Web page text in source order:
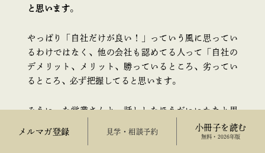
メルマガ登録 来場予約 小冊子を読む
無料・2026年版
と思います。
やっぱり「自社だけが良い！」っていう風に思ってい
るわけではなく、他の会社も認めてる人って「自社の
デメリット、メリット、勝っているところ、劣ってい
るところ、必ず把握してると思います。
そういった営業さんと、話ししたほうがいいかなと思